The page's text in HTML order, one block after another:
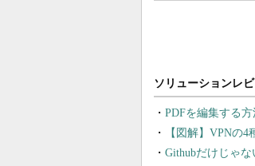
PDFを編集する
【図解】VPNの
Githubだけじゃ